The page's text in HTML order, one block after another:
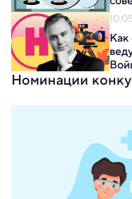
Как
Номинации